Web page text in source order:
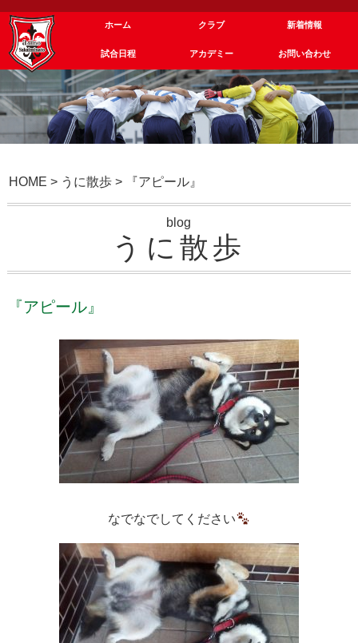
ホーム クラブ 新着情報
試合日程 アカデミー お問い合わせ
HOME > うに散歩 > 『アピール』
blog
うに散歩
『アピール』
なでなでしてください